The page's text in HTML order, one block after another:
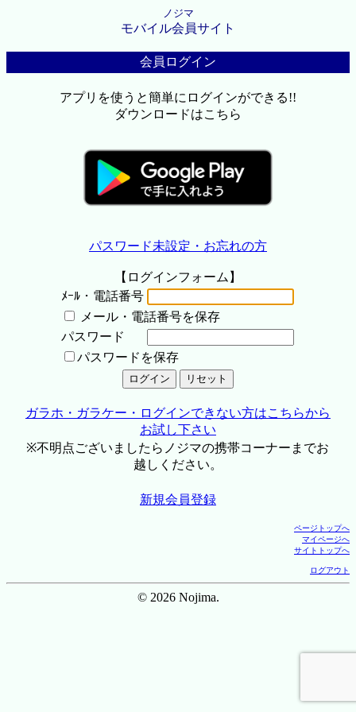
ノジマ
モバイル会員サイト
会員ログイン
アプリを使うと簡単にログインができる!!
ダウンロードはこちら
パスワード未設定・お忘れの方
【ログインフォーム】
ﾒｰﾙ・電話番号
メール・電話番号を保存
パスワード
パスワードを保存
ガラホ・ガラケー・ログインできない方はこちらから
お試し下さい
※不明点ございましたらノジマの携帯コーナーまでお
越しください。
新規会員登録
ページトップへ
マイページへ
サイトトップへ
ログアウト
© 2026 Nojima.